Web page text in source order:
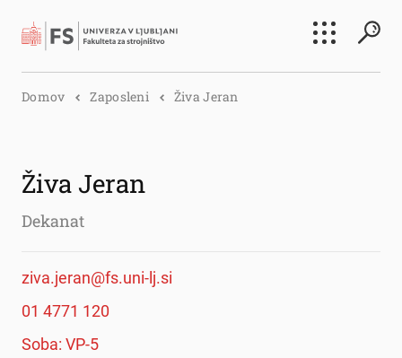
Išči
Domov Zaposleni Živa Jeran
Živa Jeran
Dekanat
ziva.jeran@fs.uni-lj.si
01 4771 120
Soba: VP-5